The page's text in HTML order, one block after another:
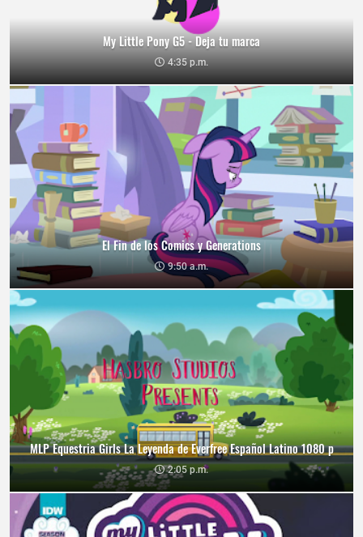
My Little Pony G5 - Deja tu marca
4:35 p.m.
El Fin de los Comics y Generations
9:50 a.m.
MLP Equestria Girls La Leyenda de Everfree Español Latino 1080 p
2:05 p.m.